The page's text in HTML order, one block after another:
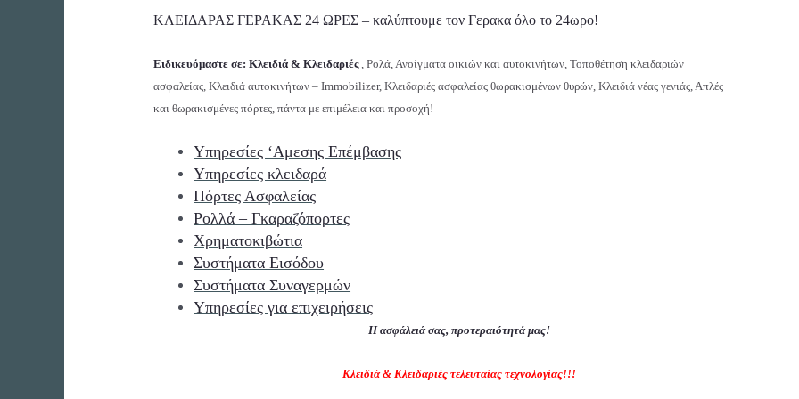
ΚΛΕΙΔΑΡΑΣ ΓΕΡΑΚΑΣ 24 ΩΡΕΣ – καλύπτουμε τον Γερακα όλο το 24ωρο!
Ειδικευόμαστε σε: Κλειδιά & Κλειδαριές, Ρολά, Ανοίγματα οικιών και αυτοκινήτων, Τοποθέτηση κλειδαριών
ασφαλείας, Κλειδιά αυτοκινήτων – Immobilizer, Κλειδαριές ασφαλείας θωρακισμένων θυρών, Κλειδιά νέας γενιάς, Απλές
και θωρακισμένες πόρτες, πάντα με επιμέλεια και προσοχή!
Υπηρεσίες ‘Αμεσης Επέμβασης
Υπηρεσίες κλειδαρά
Πόρτες Ασφαλείας
Ρολλά – Γκαραζόπορτες
Χρηματοκιβώτια
Συστήματα Εισόδου
Συστήματα Συναγερμών
Υπηρεσίες για επιχειρήσεις
Η ασφάλειά σας, προτεραιότητά μας!
Κλειδιά & Κλειδαριές τελευταίας τεχνολογίας!!!